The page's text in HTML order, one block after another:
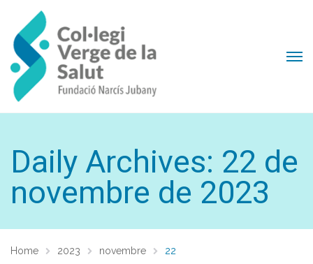
Daily Archives: 22 de
novembre de 2023
Home 2023 novembre 22